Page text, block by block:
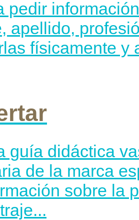
pedir
apellido,
físicamente y
guía didáctica
de la marca
sobre la